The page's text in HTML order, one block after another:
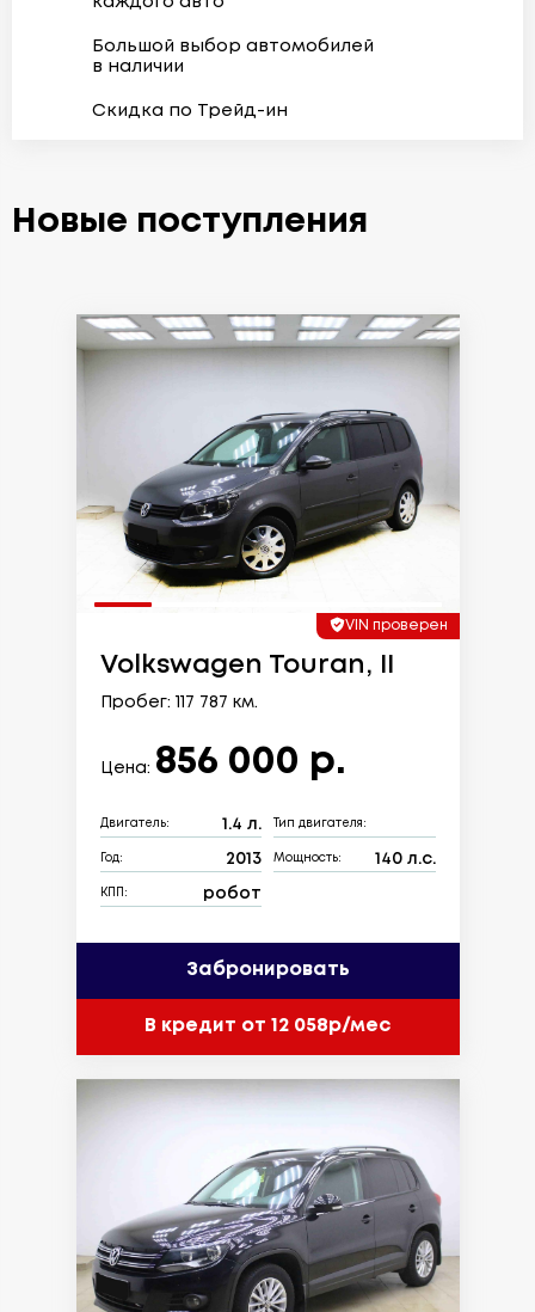
Большой выбор автомобилей
в наличии
Скидка по Трейд-ин
Новые поступления
VIN проверен
Volkswagen Touran, II
Пробег: 117 787 км.
Цена: 856 000 р.
Двигатель: 1.4 л. Тип двигателя:
Год: 2013 Мощность: 140 л.с.
КПП: робот
Забронировать
В кредит от 12 058р/мес